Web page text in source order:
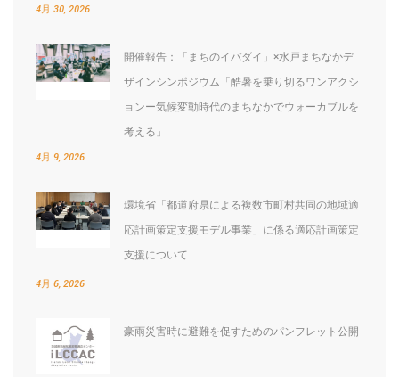
4月 30, 2026
開催報告：「まちのイバダイ」×水戸まちなかデ
ザインシンポジウム「酷暑を乗り切るワンアクシ
ョンー気候変動時代のまちなかでウォーカブルを
考える」
4月 9, 2026
環境省「都道府県による複数市町村共同の地域適
応計画策定支援モデル事業」に係る適応計画策定
支援について
4月 6, 2026
豪雨災害時に避難を促すためのパンフレット公開